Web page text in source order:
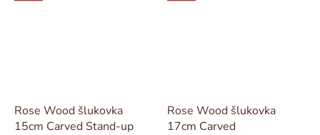
Rose Wood šlukovka
15cm Carved Stand-up
Rose Wood šlukovka
17cm Carved